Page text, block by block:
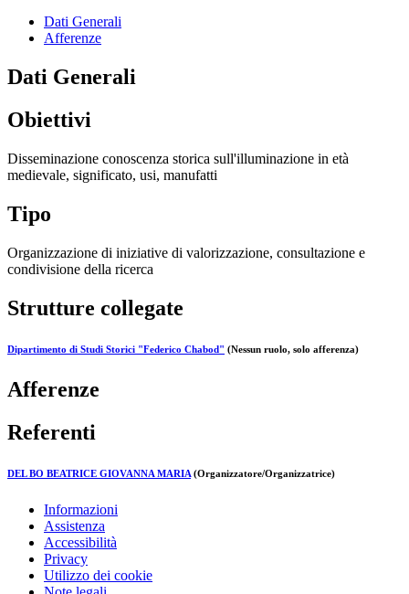
Dati Generali
Afferenze
Dati Generali
Obiettivi
Disseminazione conoscenza storica sull'illuminazione in età
medievale, significato, usi, manufatti
Tipo
Organizzazione di iniziative di valorizzazione, consultazione e
condivisione della ricerca
Strutture collegate
Dipartimento di Studi Storici "Federico Chabod" (Nessun ruolo, solo afferenza)
Afferenze
Referenti
DEL BO BEATRICE GIOVANNA MARIA (Organizzatore/Organizzatrice)
Informazioni
Assistenza
Accessibilità
Privacy
Utilizzo dei cookie